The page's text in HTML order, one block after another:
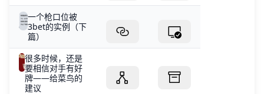
一个枪口位被
3bet的实例（下
篇）
很多时候，还是
要相信对手有好
牌——给菜鸟的
建议